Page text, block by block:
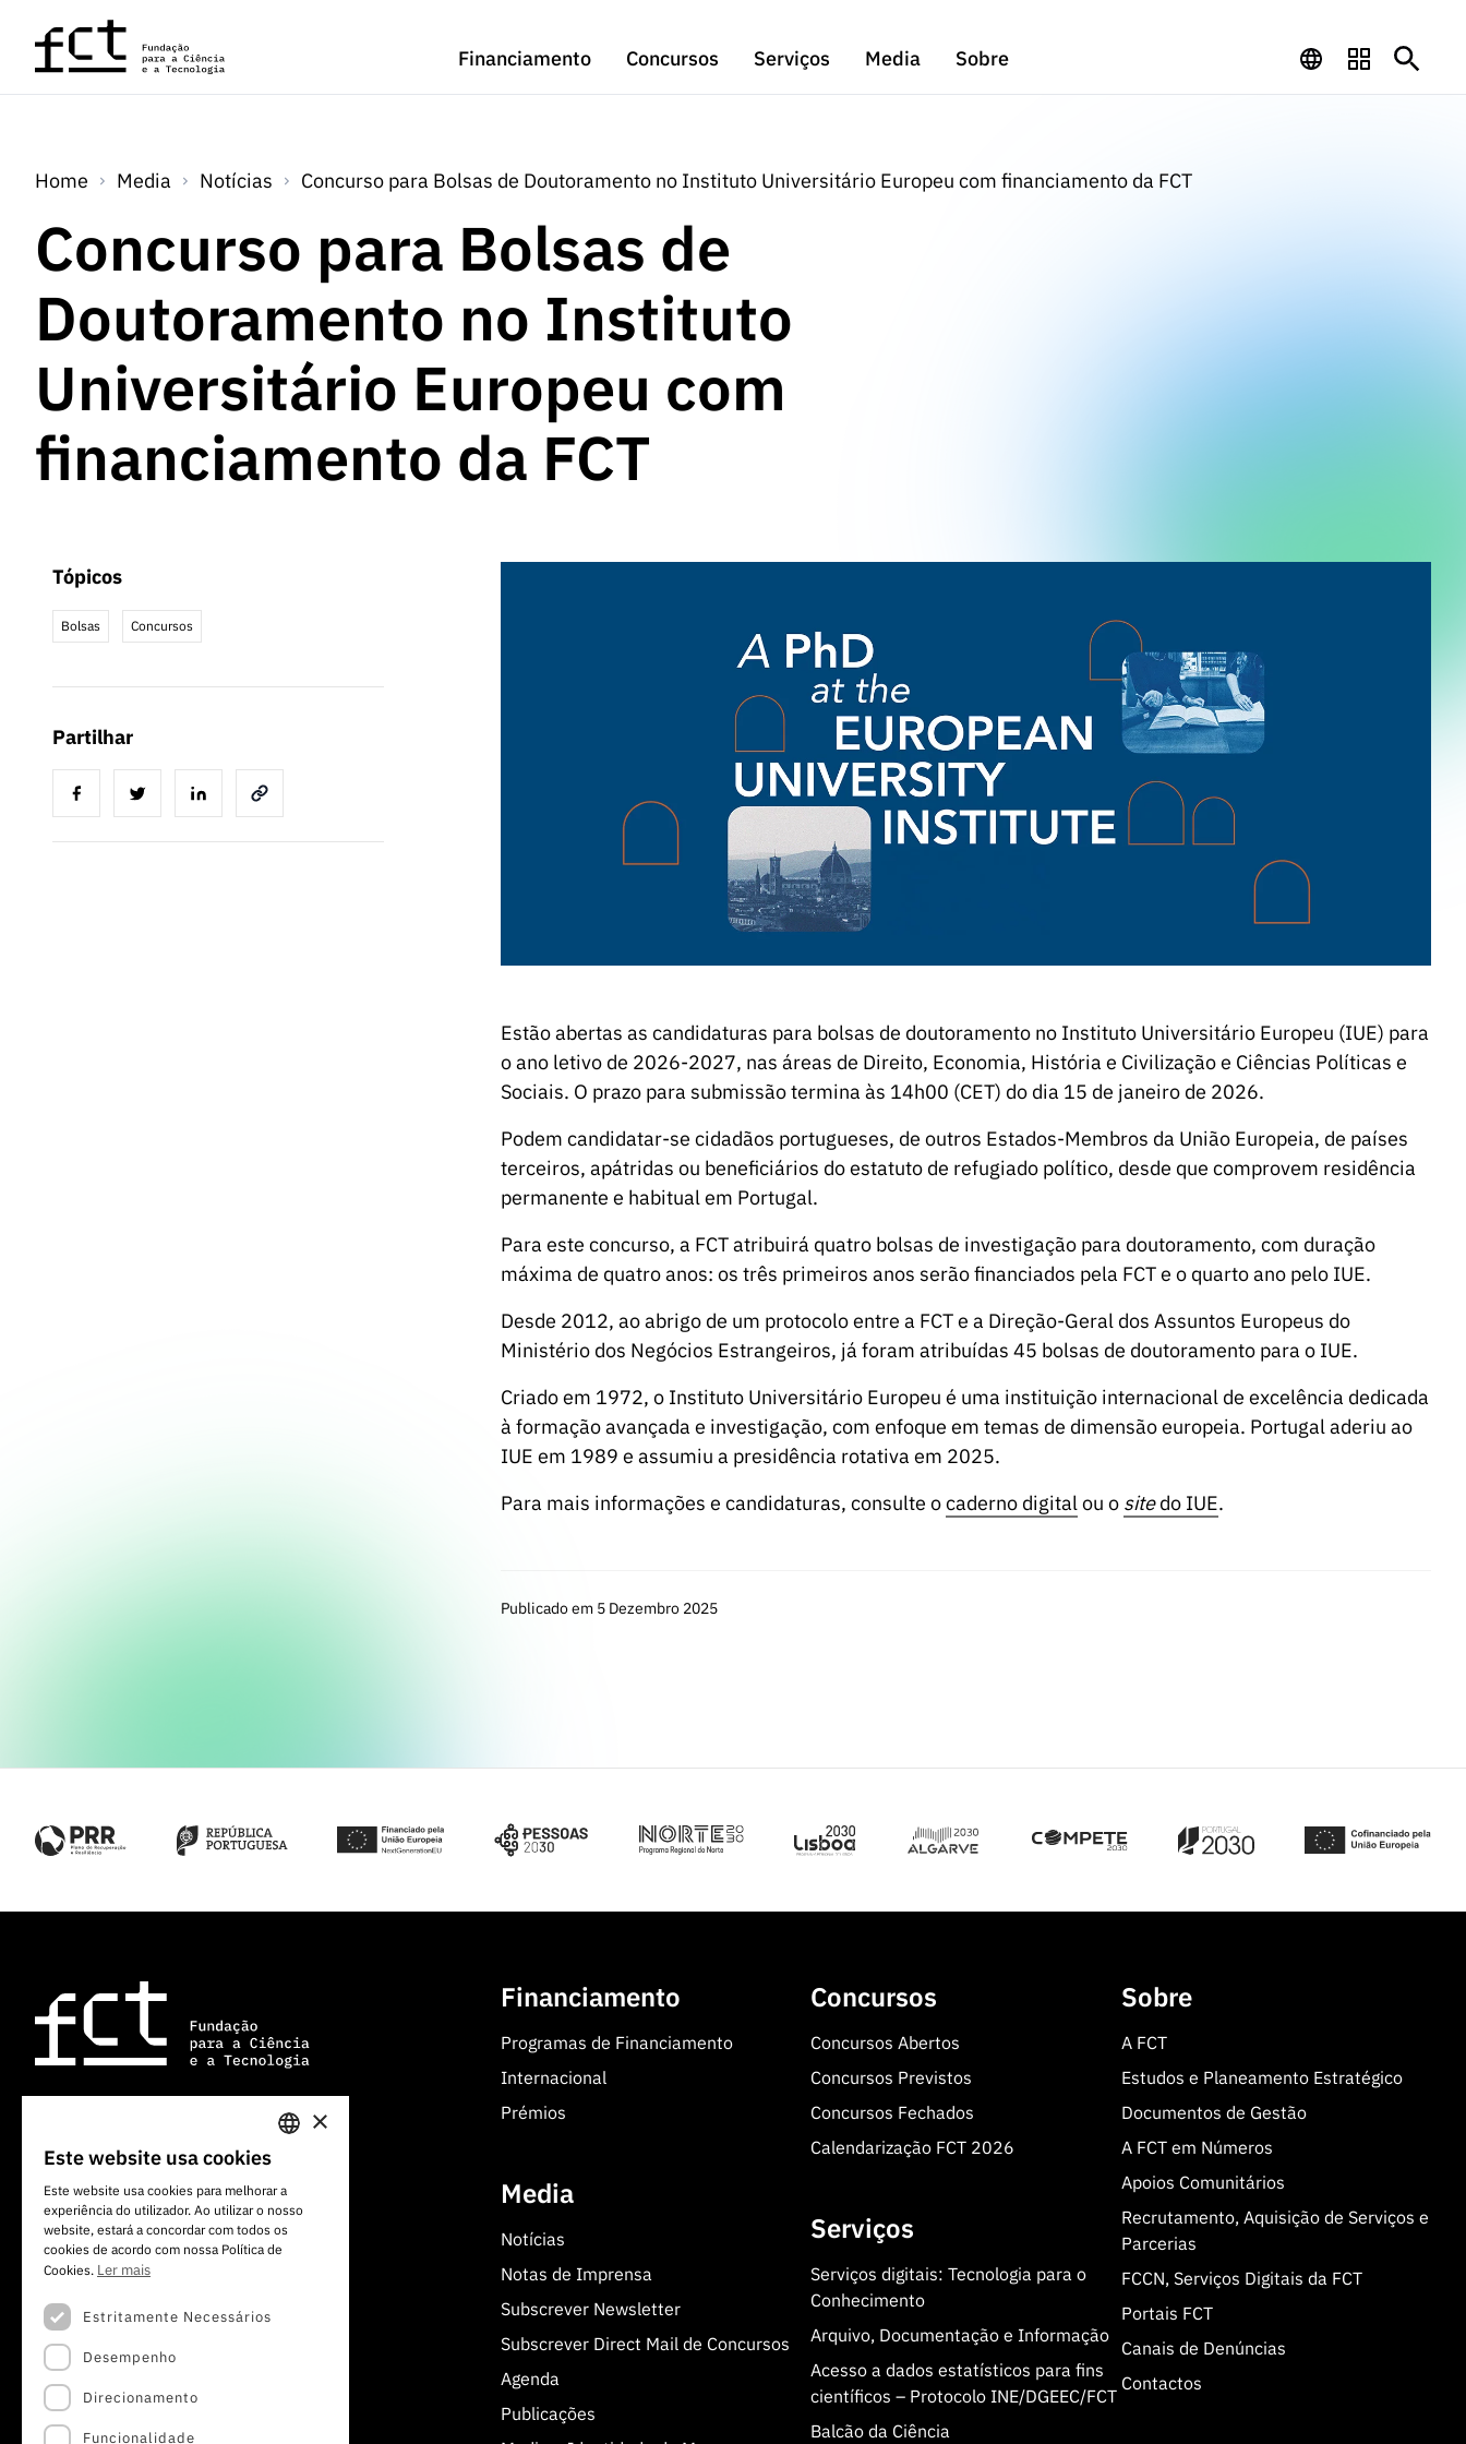
Saltar para o conteúdo principal
Financiamento
Concursos Serviços Media Sobre
Home Media Notícias Concurso para Bolsas de Doutoramento no Instituto Universitário Europeu com financiamento da FCT
Concurso para Bolsas de
Doutoramento no Instituto
Universitário Europeu com
financiamento da FCT
Tópicos
Bolsas Concursos
Partilhar
Estão abertas as candidaturas para bolsas de doutoramento no Instituto Universitário Europeu (IUE) para
o ano letivo de 2026-2027, nas áreas de Direito, Economia, História e Civilização e Ciências Políticas e
Sociais. O prazo para submissão termina às 14h00 (CET) do dia 15 de janeiro de 2026.
Podem candidatar-se cidadãos portugueses, de outros Estados-Membros da União Europeia, de países
terceiros, apátridas ou beneficiários do estatuto de refugiado político, desde que comprovem residência
permanente e habitual em Portugal.
Para este concurso, a FCT atribuirá quatro bolsas de investigação para doutoramento, com duração
máxima de quatro anos: os três primeiros anos serão financiados pela FCT e o quarto ano pelo IUE.
Desde 2012, ao abrigo de um protocolo entre a FCT e a Direção-Geral dos Assuntos Europeus do
Ministério dos Negócios Estrangeiros, já foram atribuídas 45 bolsas de doutoramento para o IUE.
Criado em 1972, o Instituto Universitário Europeu é uma instituição internacional de excelência dedicada
à formação avançada e investigação, com enfoque em temas de dimensão europeia. Portugal aderiu ao
IUE em 1989 e assumiu a presidência rotativa em 2025.
Para mais informações e candidaturas, consulte ocaderno digitalou o sitedo IUE.
Publicado em 5 Dezembro 2025
Av. do Brasil, 101
+351 213 924 300
Financiamento
Programas de Financiamento
Internacional
Prémios
Media
Notícias
Notas de Imprensa
Subscrever Newsletter
Subscrever Direct Mail de Concursos
Agenda
Publicações
Concursos
Concursos Abertos
Concursos Previstos
Concursos Fechados
Calendarização FCT 2026
Serviços
Serviços digitais: Tecnologia para o
Conhecimento
Arquivo, Documentação e Informação
Acesso a dados estatísticos para fins
científicos – Protocolo INE/DGEEC/FCT
Balcão da Ciência
Sobre
A FCT
Estudos e Planeamento Estratégico
Documentos de Gestão
A FCT em Números
Apoios Comunitários
Recrutamento, Aquisição de Serviços e
Parcerias
FCCN, Serviços Digitais da FCT
Portais FCT
Canais de Denúncias
Contactos
PORTUGUESE
ENGLISH
×
Este website usa cookies
Este website usa cookies para melhorar a
experiência do utilizador. Ao utilizar o nosso
website, estará a concordar com todos os
cookies de acordo com nossa Política de
Cookies. Ler mais
Estritamente Necessários
Desempenho
Direcionamento
Funcionalidade